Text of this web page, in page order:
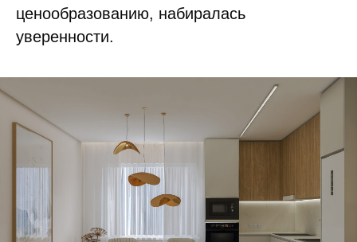
ценообразованию, набиралась
уверенности.